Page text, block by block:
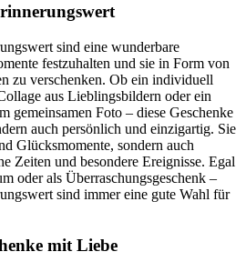
sind eine wunderbare
festzuhalten und sie in Form von
zu verschenken. Ob ein individuell
aus Lieblingsbildern oder ein
gemeinsamen Foto – diese Geschenke
auch persönlich und einzigartig. Sie
Glücksmomente, sondern auch
Zeiten und besondere Ereignisse. Egal
oder als Überraschungsgeschenk –
sind immer eine gute Wahl für
mit Liebe